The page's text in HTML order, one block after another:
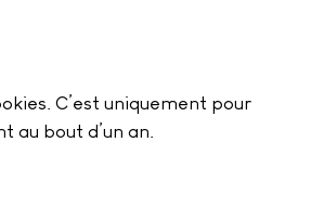
C’est uniquement pour
bout d’un an.